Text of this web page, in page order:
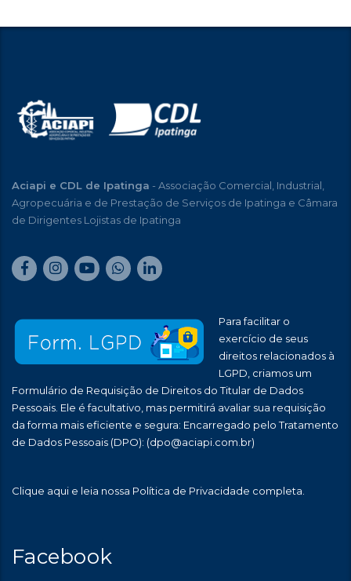
Aciapi e CDL de Ipatinga - Associação Comercial, Industrial,
Agropecuária e de Prestação de Serviços de Ipatinga e Câmara
de Dirigentes Lojistas de Ipatinga
Para facilitar o
exercício de seus
direitos relacionados à
LGPD, criamos um
Formulário de Requisição de Direitos do Titular de Dados
Pessoais. Ele é facultativo, mas permitirá avaliar sua requisição
da forma mais eficiente e segura: Encarregado pelo Tratamento
de Dados Pessoais (DPO): (dpo@aciapi.com.br)
Clique aqui e leia nossa Política de Privacidade completa.
Facebook